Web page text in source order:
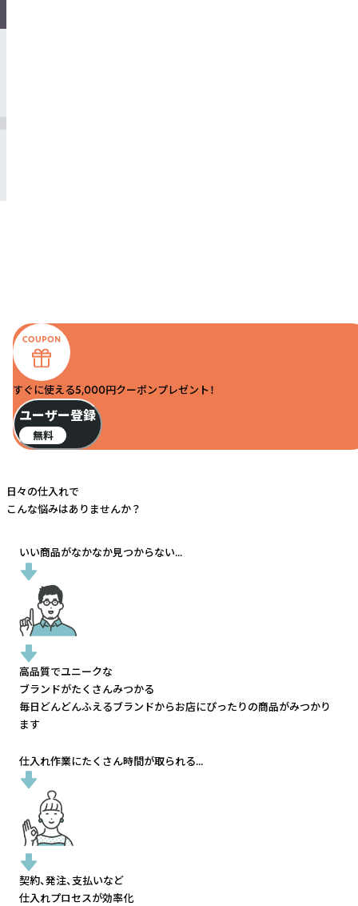
すぐに使える5,000円クーポンプレゼント！
ユーザー登録
無料
日々の仕入れで
こんな悩みはありませんか？
いい商品がなかなか見つからない...
高品質でユニークな
ブランドがたくさんみつかる
毎日どんどんふえるブランドからお店にぴったりの商品がみつかり
ます
仕入れ作業にたくさん時間が取られる...
契約、発注、支払いなど
仕入れプロセスが効率化